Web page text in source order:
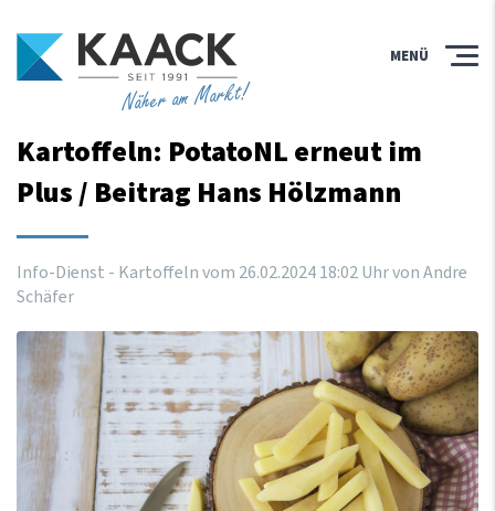
Näher am Markt!
MENÜ
Kartoffeln: PotatoNL erneut im
Plus / Beitrag Hans Hölzmann
Info-Dienst - Kartoffeln vom 26.02.202418:02Uhrvon Andre
Schäfer